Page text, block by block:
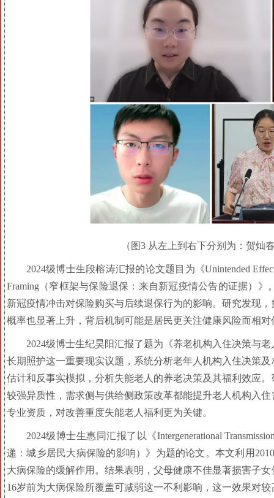
（图3 从左上到右下分别为：贺灿
2024级博士生段榕涛汇报的论文题目为《Unintended
Framing（窄框架与保险退保：来自新冠疫情公告的证据）
新冠疫情冲击对保险购买与后续退保行为的影响。研究发现
概率也显著上升，背后机制可能是居民更关注健康风险而相
2024级博士生纪昊阳汇报了题为《养老机构入住决策与
长期照护这一重要现实议题，系统分析老年人机构入住决策
估计和反事实模拟，分析失能老人的养老决策及其福利效应
较强异质性，需求侧与供给侧政策改革都能提升老人机构入
专业资质，对改善重度失能老人福利更为关键。
2024级博士生惠同汇报了以《Intergenerational
递：城乡居民大病保险的影响）》为题的论文。本文利用
大病保险的缓解作用。结果表明，父母健康不佳显著损害子
16岁前为大病保险所覆盖可减弱这一不利影响，这一效果对